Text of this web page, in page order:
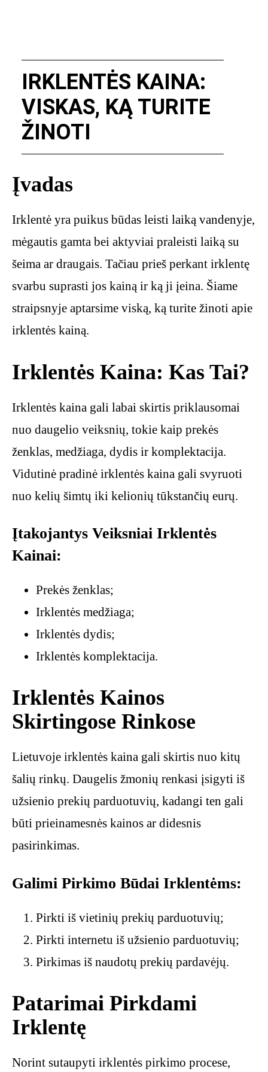
IRKLENTĖS KAINA:
VISKAS, KĄ TURITE
ŽINOTI
Įvadas
Irklentė yra puikus būdas leisti laiką vandenyje,
mėgautis gamta bei aktyviai praleisti laiką su
šeima ar draugais. Tačiau prieš perkant irklentę
svarbu suprasti jos kainą ir ką ji įeina. Šiame
straipsnyje aptarsime viską, ką turite žinoti apie
irklentės kainą.
Irklentės Kaina: Kas Tai?
Irklentės kaina gali labai skirtis priklausomai
nuo daugelio veiksnių, tokie kaip prekės
ženklas, medžiaga, dydis ir komplektacija.
Vidutinė pradinė irklentės kaina gali svyruoti
nuo kelių šimtų iki kelionių tūkstančių eurų.
Įtakojantys Veiksniai Irklentės
Kainai:
Prekės ženklas;
Irklentės medžiaga;
Irklentės dydis;
Irklentės komplektacija.
Irklentės Kainos
Skirtingose Rinkose
Lietuvoje irklentės kaina gali skirtis nuo kitų
šalių rinkų. Daugelis žmonių renkasi įsigyti iš
užsienio prekių parduotuvių, kadangi ten gali
būti prieinamesnės kainos ar didesnis
pasirinkimas.
Galimi Pirkimo Būdai Irklentėms:
Pirkti iš vietinių prekių parduotuvių;
Pirkti internetu iš užsienio parduotuvių;
Pirkimas iš naudotų prekių pardavėjų.
Patarimai Pirkdami
Irklentę
Norint sutaupyti irklentės pirkimo procese,